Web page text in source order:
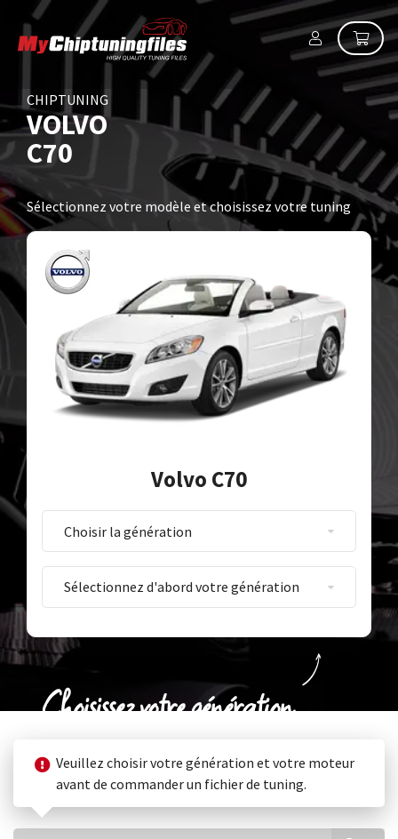
CHIPTUNING
VOLVO
C70
Sélectionnez votre modèle et choisissez votre tuning
Volvo C70
Choisissez votre génération
Veuillez choisir votre génération et votre moteur
avant de commander un fichier de tuning.